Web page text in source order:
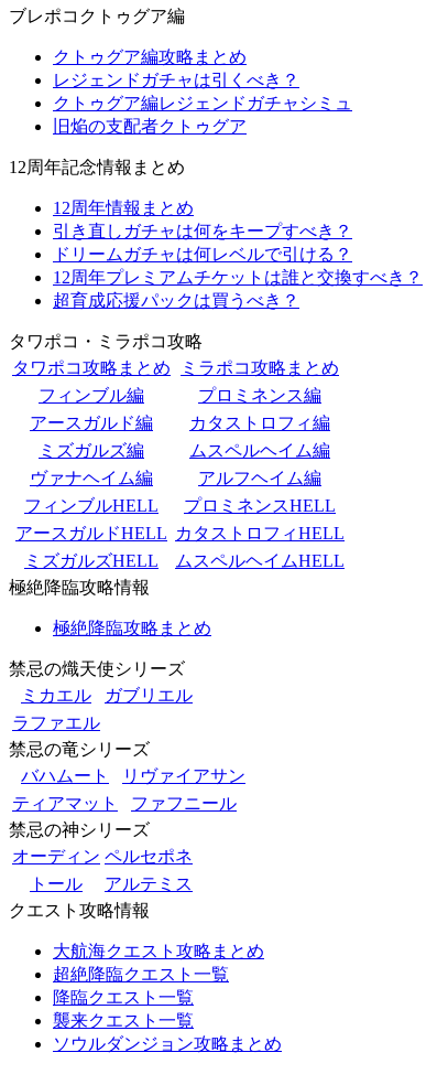
ブレポコクトゥグア編
クトゥグア編攻略まとめ
レジェンドガチャは引くべき？
クトゥグア編レジェンドガチャシミュ
旧焔の支配者クトゥグア
12周年記念情報まとめ
12周年情報まとめ
引き直しガチャは何をキープすべき？
ドリームガチャは何レベルで引ける？
12周年プレミアムチケットは誰と交換すべき？
超育成応援パックは買うべき？
タワポコ・ミラポコ攻略
タワポコ攻略まとめ
ミラポコ攻略まとめ
フィンブル編
プロミネンス編
アースガルド編
カタストロフィ編
ミズガルズ編
ムスペルヘイム編
ヴァナヘイム編
アルフヘイム編
フィンブルHELL
プロミネンスHELL
アースガルドHELL カタストロフィHELL
ミズガルズHELL
ムスペルヘイムHELL
極絶降臨攻略情報
極絶降臨攻略まとめ
禁忌の熾天使シリーズ
ミカエル
ガブリエル
ラファエル
禁忌の竜シリーズ
バハムート
リヴァイアサン
ティアマット
ファフニール
禁忌の神シリーズ
オーディン ペルセポネ
トール
アルテミス
クエスト攻略情報
大航海クエスト攻略まとめ
超絶降臨クエスト一覧
降臨クエスト一覧
襲来クエスト一覧
ソウルダンジョン攻略まとめ